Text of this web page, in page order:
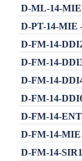
D-ML-14-MIE
D-PT-14-MIE
D-FM-14-
D-FM-14-
D-FM-14-
D-FM-14-
D-FM-14-
D-FM-14-MIE
D-FM-14-